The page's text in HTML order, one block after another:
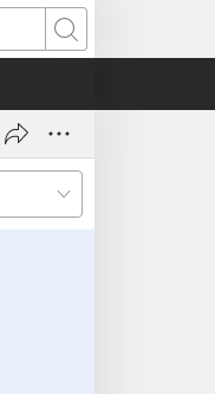
Search